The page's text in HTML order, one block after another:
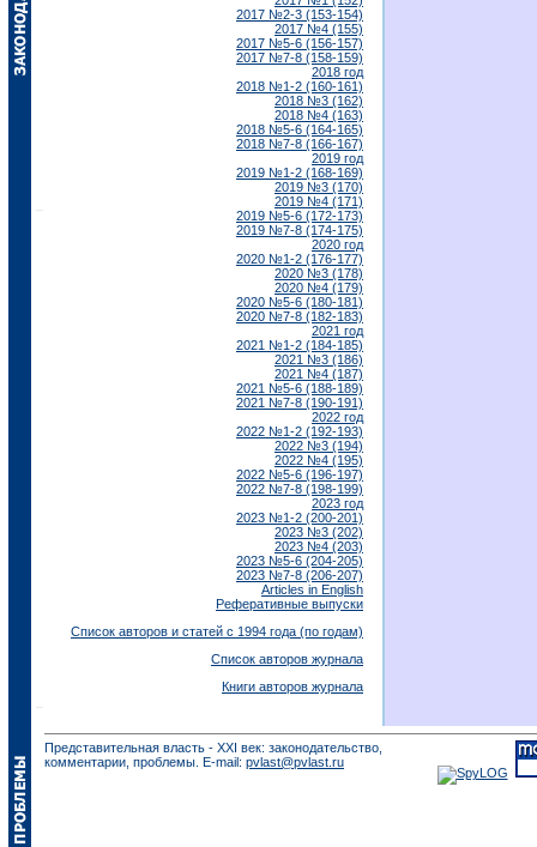
2017 №2-3 (153-154)
2017 №4 (155)
2017 №5-6 (156-157)
2017 №7-8 (158-159)
2018 год
2018 №1-2 (160-161)
2018 №3 (162)
2018 №4 (163)
2018 №5-6 (164-165)
2018 №7-8 (166-167)
2019 год
2019 №1-2 (168-169)
2019 №3 (170)
2019 №4 (171)
2019 №5-6 (172-173)
2019 №7-8 (174-175)
2020 год
2020 №1-2 (176-177)
2020 №3 (178)
2020 №4 (179)
2020 №5-6 (180-181)
2020 №7-8 (182-183)
2021 год
2021 №1-2 (184-185)
2021 №3 (186)
2021 №4 (187)
2021 №5-6 (188-189)
2021 №7-8 (190-191)
2022 год
2022 №1-2 (192-193)
2022 №3 (194)
2022 №4 (195)
2022 №5-6 (196-197)
2022 №7-8 (198-199)
2023 год
2023 №1-2 (200-201)
2023 №3 (202)
2023 №4 (203)
2023 №5-6 (204-205)
2023 №7-8 (206-207)
Articles in English
Реферативные выпуски
Список авторов и статей с 1994 года (по годам)
Список авторов журнала
Книги авторов журнала
Представительная власть - XXI век: законодательство,
комментарии, проблемы. E-mail: pvlast@pvlast.ru